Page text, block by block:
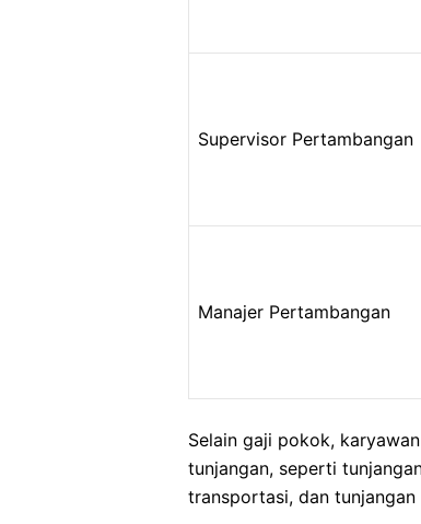
Supervisor Pertambangan
Manajer Pertambangan
Selain gaji pokok,
tunjangan, seperti
transportasi, dan tunjangan